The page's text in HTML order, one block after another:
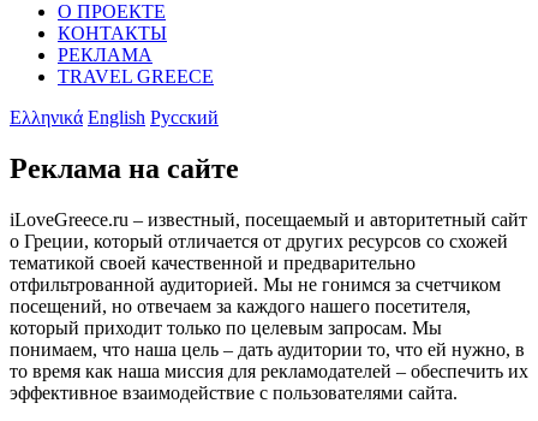
О ПРОЕКТЕ
КОНТАКТЫ
РЕКЛАМА
TRAVEL GREECE
Ελληνικά English Русский
Реклама на сайте
iLoveGreece.ru – известный, посещаемый и авторитетный сайт
о Греции, который отличается от других ресурсов со схожей
тематикой своей качественной и предварительно
отфильтрованной аудиторией. Мы не гонимся за счетчиком
посещений, но отвечаем за каждого нашего посетителя,
который приходит только по целевым запросам. Мы
понимаем, что наша цель – дать аудитории то, что ей нужно, в
то время как наша миссия для рекламодателей – обеспечить их
эффективное взаимодействие с пользователями сайта.